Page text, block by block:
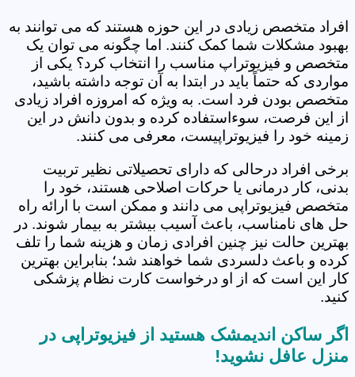
افراد متخصص زیادی در این حوزه هستند که می توانند به
بهبود مشکلات شما کمک کنند. اما چگونه می توان یک
متخصص و فیزیوتراپ مناسب را انتخاب کرد؟ یکی از
مواردی که حتماً باید در ابتدا به آن توجه داشته باشید،
متخصص بودن فرد است. به ویژه که امروزه افراد زیادی
از این فرصت، سوءاستفاده کرده و بدون دانش در این
زمینه خود را فیزیوتراپیست، معرفی می کنند.
برخی افراد درحالی که دارای تحصیلاتی نظیر تربیت
بدنی، کار درمانی یا حرکات اصلاحی هستند، خود را
متخصص فیزیوتراپی می دانند و ممکن است با ارائه راه
حل های نامناسب، باعث آسیب بیشتر به بیمار شوند. در
بهترین حالت نیز چنین افرادی زمان و هزینه شما را تلف
کرده و باعث دلسردی شما خواهند شد؛ بنابراین بهترین
کار این است که از او درخواست کارت نظام پزشکی
کنید.
اگر ساکن اندیمشک هستید از فیزیوتراپی در
منزل عافل نشوید!